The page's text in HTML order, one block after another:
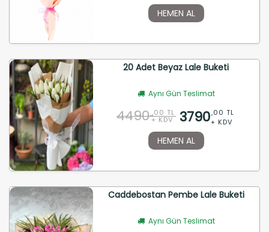
HEMEN AL
20 Adet Beyaz Lale Buketi
Aynı Gün Teslimat
4490 ,00 TL
+ KDV 3790,00 TL
+ KDV
HEMEN AL
Caddebostan Pembe Lale Buketi
Aynı Gün Teslimat